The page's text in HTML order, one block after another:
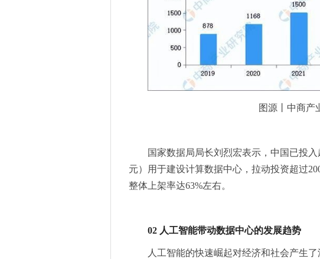
罗姆的EcoGaN™被村田制作所的AI服务器电源采
点击解锁2025慕尼黑上海电子展同期论坛，各
标准引领高质量发展消费品质量分级陶瓷砖国家
优艾智合：以智慧巡检重塑工业运维，引领智能
优艾智合推出全场景机器人方案，引领半导体智
ROHM开发出适用于便携式A4打印机的小型热敏
加码工业自动化系统的关键技术，运动控制方案
第八届“川渝同芯会”年会汇聚数百大湾区川渝精英
躬耕不辍 智启新程 —— 慕尼黑上海光博会明星
躬耕不辍 智启新程 —— 慕尼黑上海光博会明星企
Matchain最新动态--2025年1月
龙旗电子加强体系化建设，获TÜV莱茵四项管理
图源丨中商产
国家数据局局长刘烈宏表示，中国已投
元）用于建设计算数据中心，拉动投资超过
整体上架率达63%左右。
02 人工智能带动数据中心的发展趋势
人工智能的快速崛起对经济和社会产生